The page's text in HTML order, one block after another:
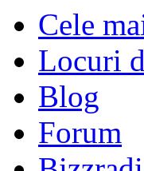
Cele
Locuri
Blog
Forum